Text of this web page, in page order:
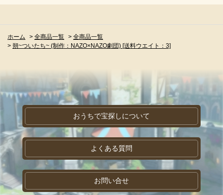
ホーム > 全商品一覧 > 全商品一覧
> 朔~ついたち~ (制作：NAZO×NAZO劇団) [送料ウエイト：3]
おうちで宝探しについて
よくある質問
お問い合せ